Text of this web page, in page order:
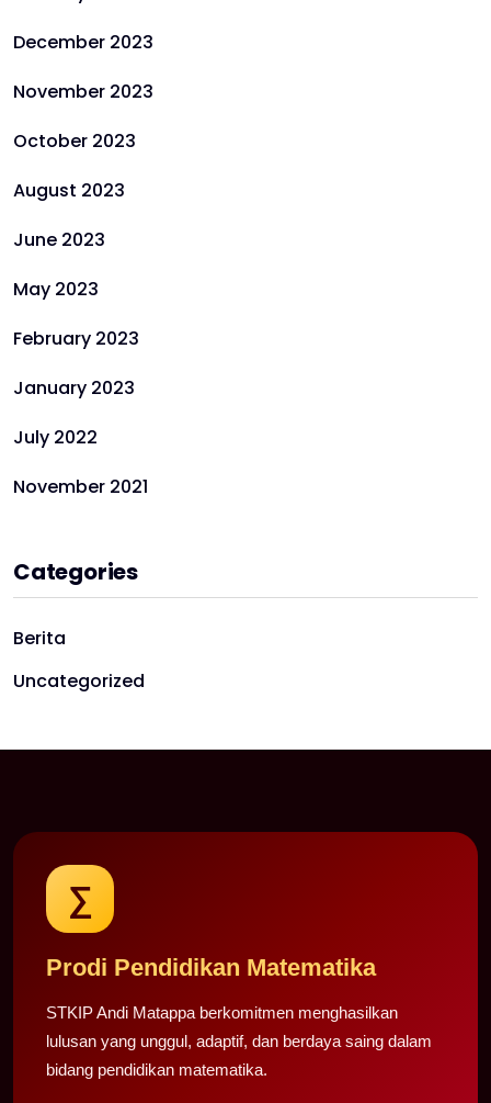
December 2023
November 2023
October 2023
August 2023
June 2023
May 2023
February 2023
January 2023
July 2022
November 2021
Categories
Berita
Uncategorized
∑
Prodi Pendidikan Matematika
STKIP Andi Matappa berkomitmen menghasilkan
lulusan yang unggul, adaptif, dan berdaya saing dalam
bidang pendidikan matematika.